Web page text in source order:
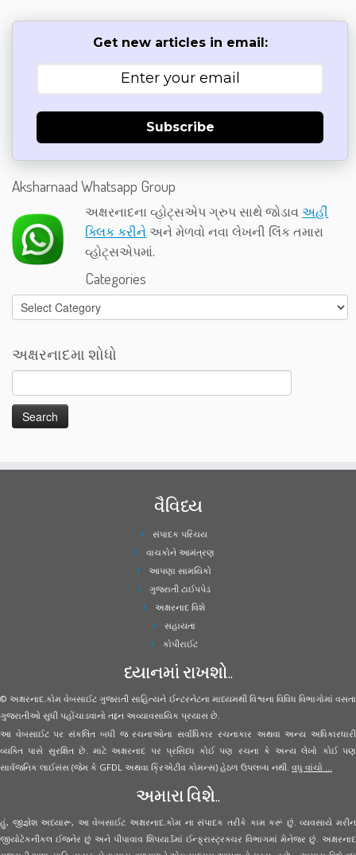
Get new articles in email:
Subscribe
Aksharnaad Whatsapp Group
અક્ષરનાદના વ્હોટ્સએપ ગ્રુપ સાથે જોડાવઅહીં
ક્લિક કરીને અને મેળવો નવા લેખની લિંક તમારા
વ્હોટ્સએપમાં.
Categories
Categories
અક્ષરનાદમા શોધો
વૈવિધ્ય
સંપાદક પરિચય
વાચકોને આમંત્રણ
આપણા સામયિકો
ગુજરાતી ટાઈપપેડ
અક્ષરનાદ વિશે
સહાયતા
કોપીરાઈટ
ધ્યાનમાં રાખશો..
© અક્ષરનાદ.કોમ વેબસાઈટ ગુજરાતી સાહિત્યને ઈન્ટરનેટના માધ્યમથી વિશ્વના વિવિધ વિભાગોમાં વસતા
ગુજરાતીઓ સુધી પહોંચાડવાનો તદ્દન અવ્યાવસાયિક પ્રયાસ છે.
આ વેબસાઈટ પર સંકલિત બધી જ રચનાઓના સર્વાધિકાર રચનાકાર અથવા અન્ય અધિકારધારી
વ્યક્તિ પાસે સુરક્ષિત છે. માટે અક્ષરનાદ પર પ્રસિધ્ધ કોઈ પણ રચના કે અન્ય લેખો કોઈ પણ
સાર્વજનિક લાઈસંસ (જેમ કે GFDL અથવા ક્રિએટીવ કોમન્સ) હેઠળ ઉપલબ્ધ નથી. વધુ વાંચો ...
અમારા વિશે..
હું, જીજ્ઞેશ અધ્યારૂ, આ વેબસાઈટ અક્ષરનાદ.કોમ ના સંપાદક તરીકે કામ કરૂં છું. વ્યવસાયે મરીન
જીયોટેકનીકલ ઈજનેર છું અને પીપાવાવ શિપયાર્ડમાં ઈન્ફ્રાસ્ટ્રક્ચર વિભાગમાં મેનેજર છું. અક્ષરનાદ